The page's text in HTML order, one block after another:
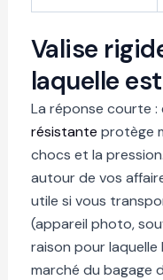
Valise
laquelle
La réponse courte :
résistante protège
chocs et la
autour de vos
utile si vous
(appareil photo,
raison pour laquelle
marché du bagage